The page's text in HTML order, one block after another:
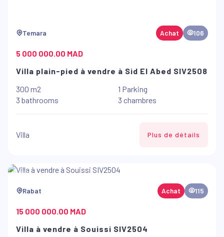
Temara Achat 106
5 000 000.00 MAD
Villa plain-pied à vendre à Sid El Abed SIV2508
300 m2
1 Parking
3 bathrooms
3 chambres
Villa Plus de détails
Rabat Achat 115
15 000 000.00 MAD
Villa à vendre à Souissi SIV2504